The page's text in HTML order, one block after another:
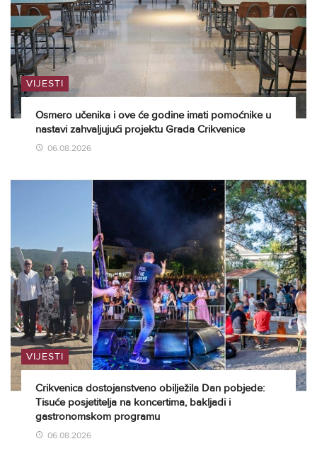
VIJESTI
Osmero učenika i ove će godine imati pomoćnike u
nastavi zahvaljujući projektu Grada Crikvenice
06.08.2026
VIJESTI
Crikvenica dostojanstveno obilježila Dan pobjede:
Tisuće posjetitelja na koncertima, bakljadi i
gastronomskom programu
06.08.2026